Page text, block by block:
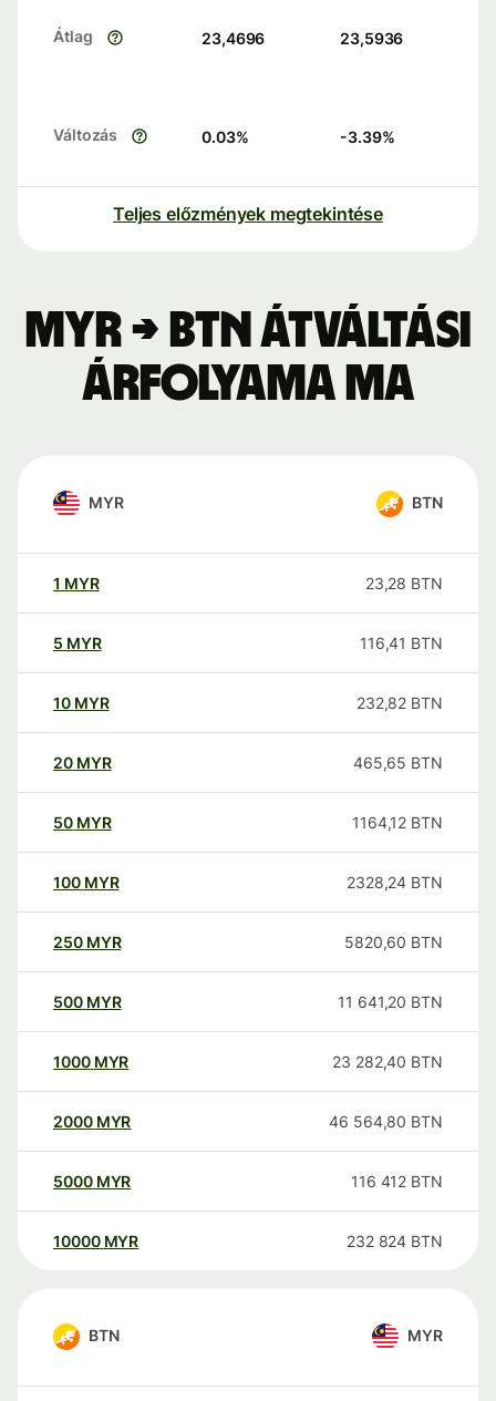
Átlag 23,4696 23,5936
Változás 0.03% -3.39%
Teljes előzmények megtekintése
MYR → BTN átváltási
árfolyama ma
MYR BTN
1 MYR 23,28 BTN
5 MYR 116,41 BTN
10 MYR 232,82 BTN
20 MYR 465,65 BTN
50 MYR 1164,12 BTN
100 MYR 2328,24 BTN
250 MYR 5820,60 BTN
500 MYR 11 641,20 BTN
1000 MYR 23 282,40 BTN
2000 MYR 46 564,80 BTN
5000 MYR 116 412 BTN
10000 MYR 232 824 BTN
BTN MYR